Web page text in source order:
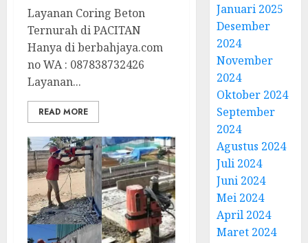
Layanan Coring Beton
Ternurah di PACITAN
Hanya di berbahjaya.com
no WA : 087838732426
Layanan...
READ MORE
Januari 2025
Desember
2024
November
2024
Oktober 2024
September
2024
Agustus 2024
Juli 2024
Juni 2024
Mei 2024
April 2024
Maret 2024